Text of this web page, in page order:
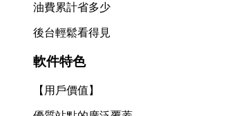
油費累計省多少
後台輕鬆看得見
軟件特色
【用戶價值】